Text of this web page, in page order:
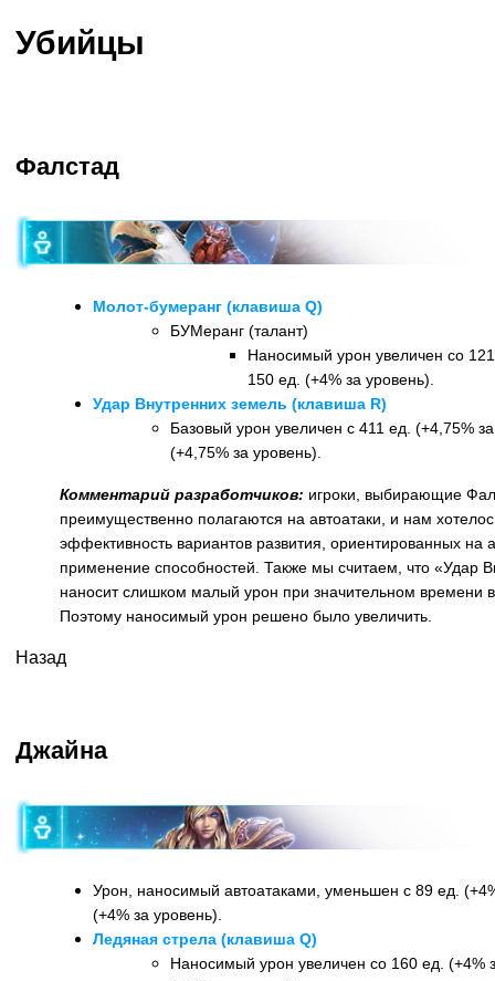
Убийцы
Фалстад
Молот-бумеранг (клавиша Q)
БУМеранг (талант)
Наносимый урон увеличен со
150 ед. (+4% за уровень).
Удар Внутренних земель (клавиша R)
Базовый урон увеличен с 411 ед. (+4,75%
(+4,75% за уровень).
Комментарий разработчиков: игроки, выбирающие
преимущественно полагаются на автоатаки, и нам
эффективность вариантов развития, ориентированных на
применение способностей. Также мы считаем, что «Удар
наносит слишком малый урон при значительном времени
Поэтому наносимый урон решено было увеличить.
Назад
Джайна
Урон, наносимый автоатаками, уменьшен с 89 ед.
(+4% за уровень).
Ледяная стрела (клавиша Q)
Наносимый урон увеличен со 160 ед. (+4%